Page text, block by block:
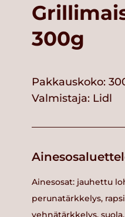
300g
Pakkauskoko:
Valmistaja: Lidl
Ainesosat: jauhettu
perunatärkkelys,
vehnätärkkelys,